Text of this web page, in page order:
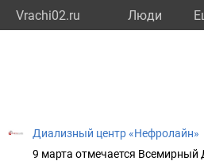
Vrachi02.ru Люди
Диализный центр «Нефролайн»
9 марта отмечается Всемирный